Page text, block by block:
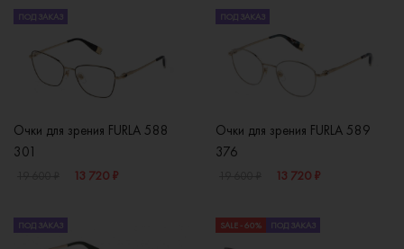
ПОД ЗАКАЗ
Очки для зрения FURLA 588
301
13 720 ₽
ПОД ЗАКАЗ
Очки для зрения FURLA 589
376
13 720 ₽
ПОД ЗАКАЗ SALE - 60% ПОД ЗАКАЗ